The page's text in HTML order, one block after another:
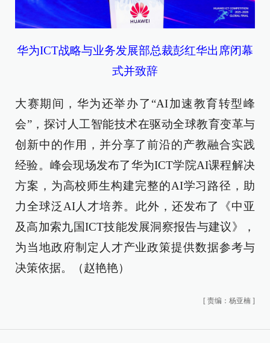
华为ICT战略与业务发展部总裁彭红华出席闭幕
式并致辞
大赛期间，华为还举办了“AI加速教育转型峰
会”，探讨人工智能技术在驱动全球教育变革与
创新中的作用，并分享了前沿的产教融合实践
经验。峰会现场发布了华为ICT学院AI课程解决
方案，为高校师生构建完整的AI学习路径，助
力全球泛AI人才培养。此外，还发布了《中亚
及高加索九国ICT技能发展洞察报告与建议》，
为当地政府制定人才产业政策提供数据参考与
决策依据。（赵艳艳）
[ 责编：杨亚楠 ]